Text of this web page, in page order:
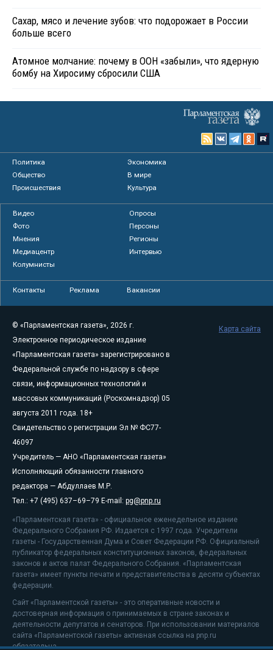
Сахар, мясо и лечение зубов: что подорожает в России
больше всего
Атомное молчание: почему в ООН «забыли», что ядерную
бомбу на Хиросиму сбросили США
Политика
Экономика
Общество
В мире
Происшествия
Культура
Видео
Опросы
Фото
Персоны
Мнения
Регионы
Медиацентр
Интервью
Колумнисты
Контакты Реклама Вакансии
© «Парламентская газета», 2026 г.
Электронное периодическое издание
«Парламентская газета» зарегистрировано в
Федеральной службе по надзору в сфере
связи, информационных технологий и
массовых коммуникаций (Роскомнадзор) 05
августа 2011 года. 18+
Свидетельство о регистрации Эл № ФС77-
46097
Учредитель — АНО «Парламентская газета»
Исполняющий обязанности главного
редактора — Абдуллаев М.Р.
Тел.: +7 (495) 637–69–79 E-mail: pg@pnp.ru
«Парламентская газета» - официальное еженедельное издание
Федерального Собрания РФ. Издается с 1997 года. Учредители
газеты - Государственная Дума и Совет Федерации РФ. Официальный
публикатор федеральных конституционных законов, федеральных
законов и актов палат Федерального Собрания. «Парламентская
газета» имеет пункты печати и представительства в десяти субъектах
федерации.
Сайт «Парламентской газеты» - это оперативные новости и
достоверная информация о принимаемых в стране законах и
деятельности депутатов и сенаторов. При использовании материалов
сайта «Парламентской газеты» активная ссылка на pnp.ru
обязательна.
Карта сайта